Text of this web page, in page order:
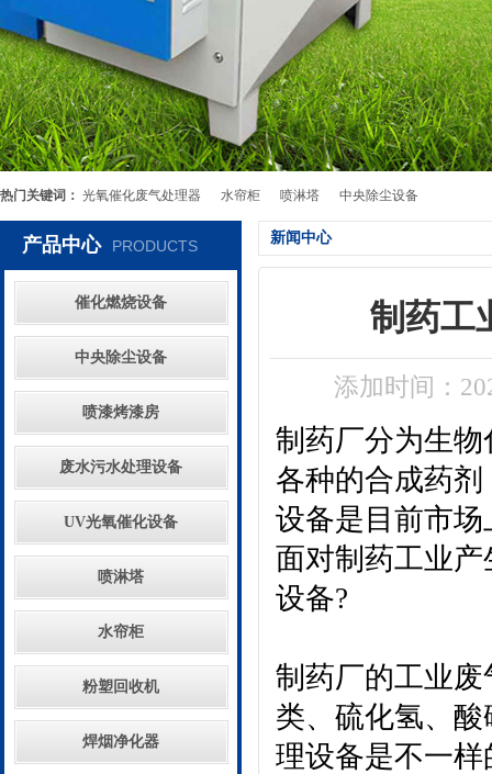
热门关键词： 光氧催化废气处理器 水帘柜 喷淋塔 中央除尘设备
产品中心 PRODUCTS
催化燃烧设备
中央除尘设备
喷漆烤漆房
废水污水处理设备
UV光氧催化设备
喷淋塔
水帘柜
粉塑回收机
焊烟净化器
新闻中心
制药工
添加时间：
制药厂分为生
各种的合成药
设备是目前市
面对制药工业
设备?
制药厂的工业
类、硫化氢、
理设备是不一